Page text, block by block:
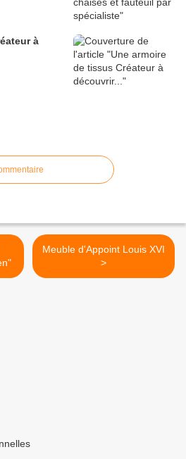
à
Meuble d'Appoint Louis XVI
>